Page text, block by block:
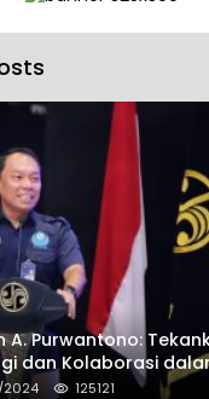
A. Purwantono:
dan Kolaborasi
Pekerja Jasa Raharja
2024 125121